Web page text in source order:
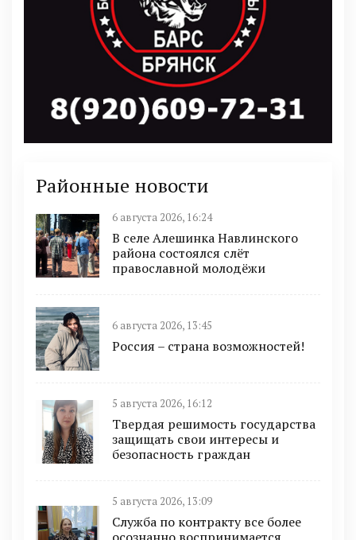
Районные новости
6 августа 2026, 16:24
В селе Алешинка Навлинского
района состоялся слёт
православной молодёжи
6 августа 2026, 13:45
Россия – страна возможностей!
5 августа 2026, 16:12
Твердая решимость государства
защищать свои интересы и
безопасность граждан
5 августа 2026, 13:09
Служба по контракту все более